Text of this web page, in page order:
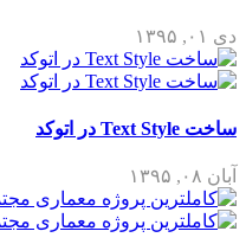
دی ۰۱, ۱۳۹۵
ساخت Text Style در اتوکد
آبان ۰۸, ۱۳۹۵